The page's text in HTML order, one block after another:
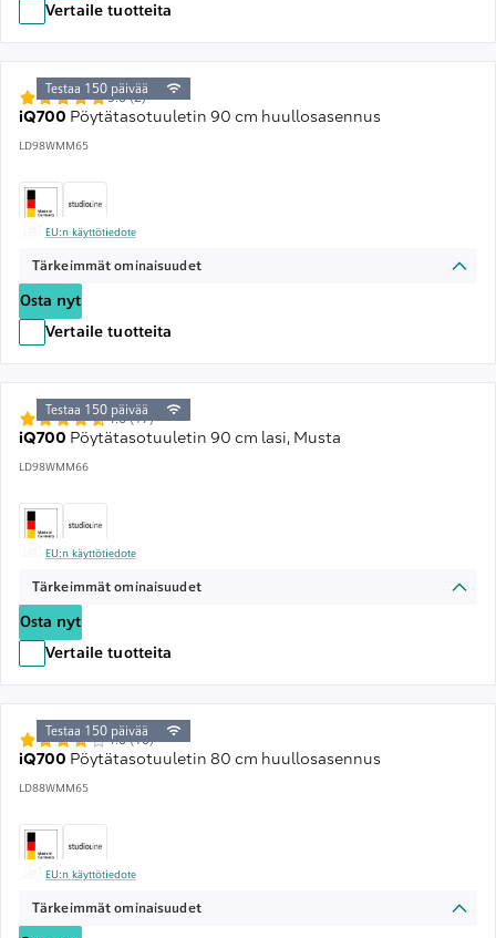
Vertaile tuotteita
iQ700 Pöytätasotuuletin 90 cm huullosasennus
LD98WMM65
5.0 (2)
Testaa 150 päivää
EU:n käyttötiedote
Tärkeimmät ominaisuudet
Osta nyt
Vertaile tuotteita
iQ700 Pöytätasotuuletin 90 cm lasi, Musta
LD98WMM66
4.6 (17)
Testaa 150 päivää
EU:n käyttötiedote
Tärkeimmät ominaisuudet
Osta nyt
Vertaile tuotteita
iQ700 Pöytätasotuuletin 80 cm huullosasennus
LD88WMM65
4.0 (10)
Testaa 150 päivää
EU:n käyttötiedote
Tärkeimmät ominaisuudet